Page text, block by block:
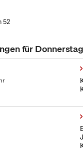
52
für